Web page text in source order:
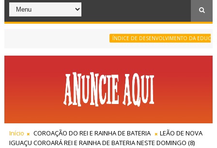
ÍNDICE DE DESENVOLVIMENTO DA
Início COROAÇÃO DO REI E RAINHA DE BATERIA
LEÃO DE NOVA
IGUAÇU COROARÁ REI E RAINHA DE BATERIA NESTE DOMINGO (8)